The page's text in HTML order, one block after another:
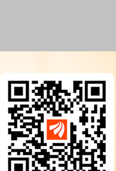
比：
净比：
比：